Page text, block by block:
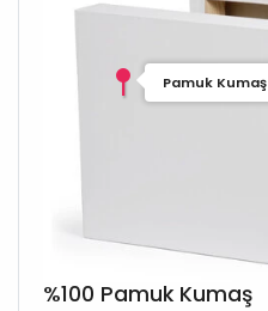
Pamuk Kumaş
%100 Pamuk Kumaş